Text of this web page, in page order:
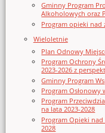
Gminny Program
Alkoholowych oraz
Program opieki nad
Wieloletnie
Plan Odnowy
Program Ochrony
2023-2026 z
Gminny Program
Program Osłonowy
Program
na lata 2023-2028
Program Opieki
2028